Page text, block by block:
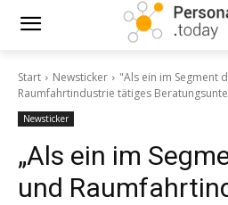
Start Newsticker
"Als ein im Segment
Raumfahrtindustrie tätiges
Newsticker
„Als ein im
und